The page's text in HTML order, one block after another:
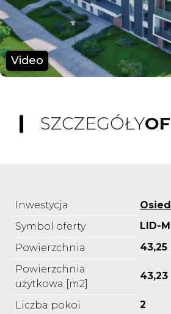
Video
SZCZEGÓŁY
Inwestycja
Symbol oferty
LID-
Powierzchnia
43,25
Powierzchnia
użytkowa [m2]
43,23
Liczba pokoi
2